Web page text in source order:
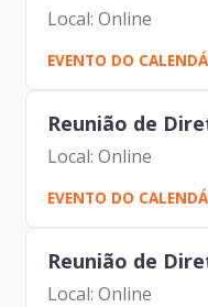
Local: Online
EVENTO DO
Reunião de
Local: Online
EVENTO DO
Reunião de
Local: Online